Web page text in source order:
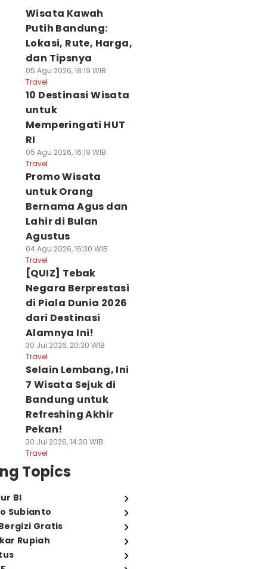
Wisata Kawah
Putih Bandung:
Lokasi, Rute, Harga,
dan Tipsnya
05 Agu 2026, 18:19 WIB
Travel
10 Destinasi Wisata
untuk
Memperingati HUT
RI
05 Agu 2026, 16:19 WIB
Travel
Promo Wisata
untuk Orang
Bernama Agus dan
Lahir di Bulan
Agustus
04 Agu 2026, 16:30 WIB
Travel
[QUIZ] Tebak
Negara Berprestasi
di Piala Dunia 2026
dari Destinasi
Alamnya Ini!
30 Jul 2026, 20:30 WIB
Travel
Selain Lembang, Ini
7 Wisata Sejuk di
Bandung untuk
Refreshing Akhir
Pekan!
30 Jul 2026, 14:30 WIB
Travel
Topics
BI
Subianto
Gratis
Rupiah